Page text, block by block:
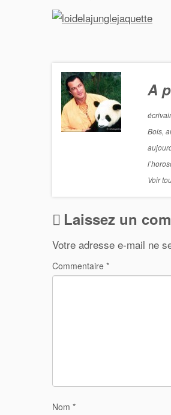
A
Bois,
Voir
Laissez un
Votre adresse e-mail ne
Commentaire *
Nom *